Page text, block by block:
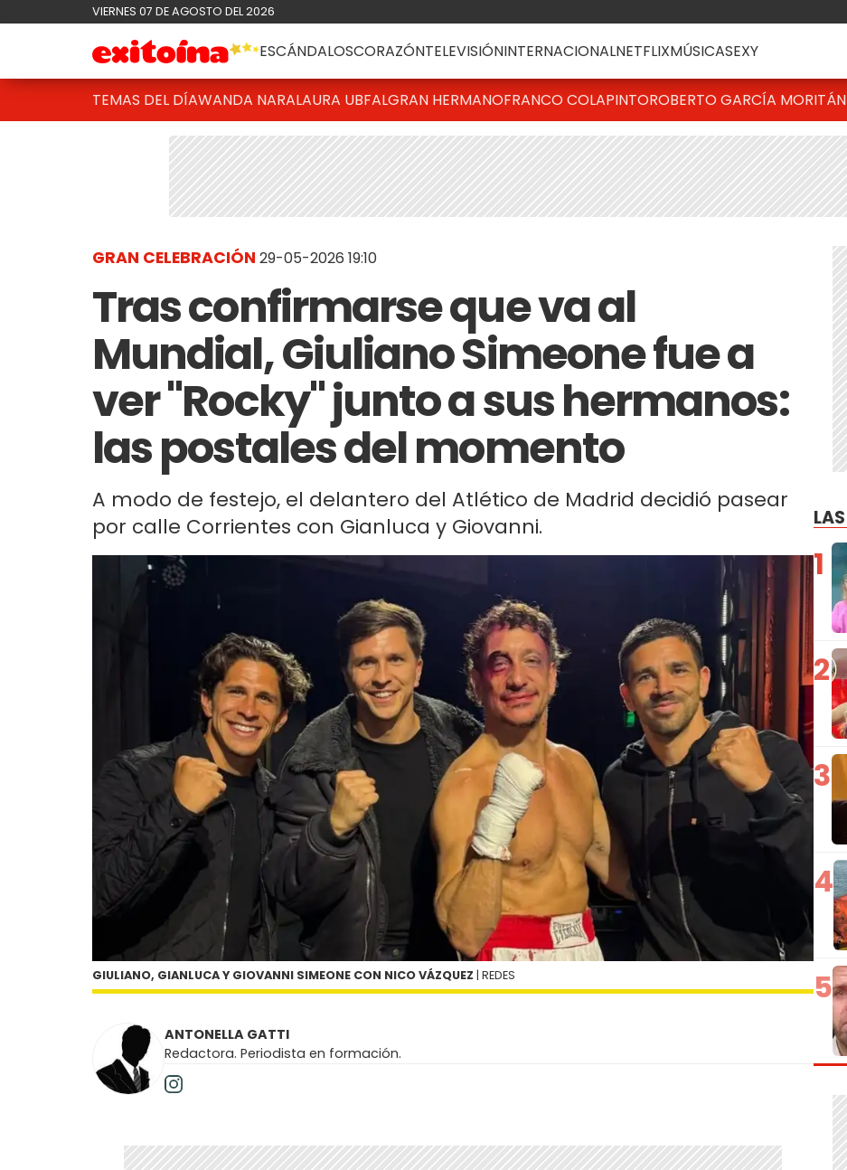
VIERNES 07 DE AGOSTO DEL 2026
ESCÁNDALOSCORAZÓNTELEVISIÓNINTERNACIONALNETFLIXMÚSICASEXY
TEMAS DEL DÍAWANDA NARALAURA UBFALGRAN HERMANOFRANCO COLAPINTOROBERTO GARCÍA MORITÁN
GRAN CELEBRACIÓN 29-05-2026 19:10
Tras confirmarse que va al
Mundial, Giuliano Simeone fue a
ver "Rocky" junto a sus hermanos:
las postales del momento
A modo de festejo, el delantero del Atlético de Madrid decidió pasear
por calle Corrientes con Gianluca y Giovanni.
GIULIANO, GIANLUCA Y GIOVANNI SIMEONE CON NICO VÁZQUEZ | REDES
ANTONELLA GATTI
Redactora. Periodista en formación.
1
2
3
4
5